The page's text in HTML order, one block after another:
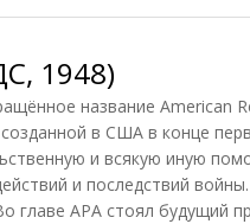
1948)
название American
в США в конце
и всякую иную
и последствий
главе АРА стоял будущий